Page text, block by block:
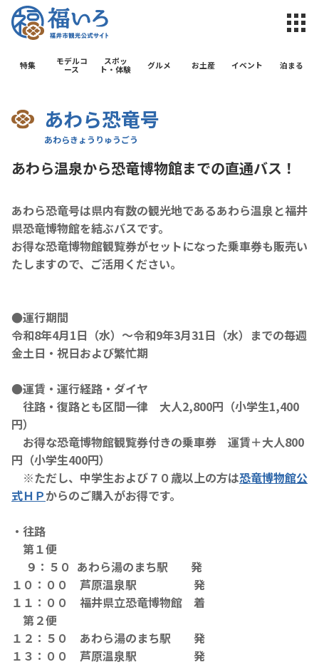
福井市観光
特集
モデルコ
ース
スポッ
ト・体験
グルメ お土産 イベント 泊まる
あわら恐竜号
あわら温泉から恐竜博物館までの直通バス！
あわら恐竜号は県内有数の観光地であるあわら温泉と福井
県恐竜博物館を結ぶバスです。
お得な恐竜博物館観覧券がセットになった乗車券も販売い
たしますので、ご活用ください。
●運行期間
令和8年4月1日（水）～令和9年3月31日（水）までの毎週
金土日・祝日および繁忙期
●運賃・運行経路・ダイヤ
往路・復路とも区間一律 大人2,800円（小学生1,400
円）
お得な恐竜博物館観覧券付きの乗車券 運賃＋大人800
円（小学生400円）
※ただし、中学生および７０歳以上の方は恐竜博物館公
式ＨＰからのご購入がお得です。
・往路
第１便
９：５０ あわら湯のまち駅 発
１０：００ 芦原温泉駅 発
１１：００ 福井県立恐竜博物館 着
第２便
１２：５０ あわら湯のまち駅 発
１３：００ 芦原温泉駅 発